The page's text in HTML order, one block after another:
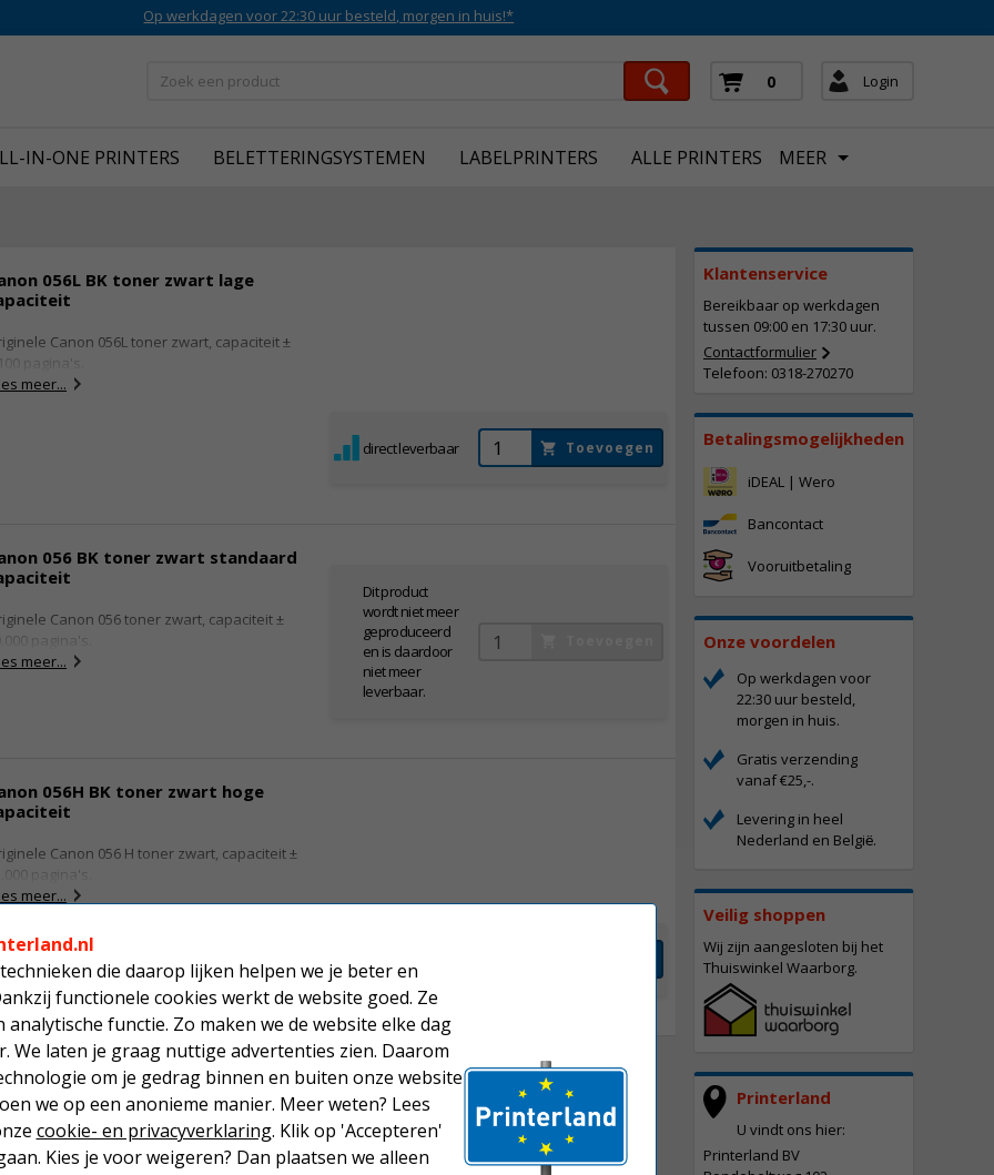
Op werkdagen voor 22:30 uur besteld, morgen in huis!*
0 Login
IN-ONE PRINTERS BELETTERINGSYSTEMEN LABELPRINTERS ALLE PRINTERS MEER
Klantenservice
Bereikbaar op werkdagen
tussen 09:00 en 17:30 uur.
Contactformulier
Telefoon: 0318-270270
Betalingsmogelijkheden
iDEAL | Wero
Bancontact
Vooruitbetaling
Onze voordelen
Op werkdagen voor
22:30 uur besteld,
morgen in huis.
Gratis verzending
vanaf €25,-.
Levering in heel
Nederland en België.
Veilig shoppen
Wij zijn aangesloten bij het
Thuiswinkel Waarborg.
Printerland
U vindt ons hier:
Printerland BV
056L BK toner zwart lage
Canon 056L toner zwart, capaciteit ±
pagina's.
meer...
direct leverbaar Toevoegen
056 BK toner zwart standaard
Canon 056 toner zwart, capaciteit ±
pagina's.
meer...
Dit product
wordt niet meer
geproduceerd
en is daardoor
niet meer
leverbaar.
056H BK toner zwart hoge
Canon 056 H toner zwart, capaciteit ±
pagina's.
meer...
die daarop lijken helpen we je beter en
functionele cookies werkt de website goed. Ze
analytische functie. Zo maken we de website elke dag
We laten je graag nuttige advertenties zien. Daarom
om je gedrag binnen en buiten onze website
we op een anonieme manier. Meer weten? Lees
cookie- en privacyverklaring. Klik op 'Accepteren'
Kies je voor weigeren? Dan plaatsen we alleen